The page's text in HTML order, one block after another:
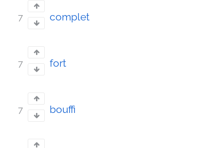
7 complet
7 fort
7 bouffi